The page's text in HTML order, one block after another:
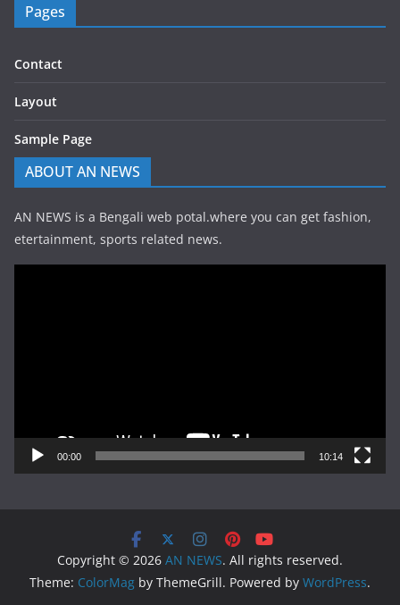
Pages
Contact
Layout
Sample Page
ABOUT AN NEWS
AN NEWS is a Bengali web potal.where you can get fashion,
etertainment, sports related news.
00:00 10:14
Copyright © 2026 AN NEWS. All rights reserved.
Theme: ColorMag by ThemeGrill. Powered by WordPress.